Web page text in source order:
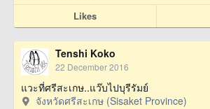
Likes
Tenshi Koko
22 December 2016
แวะที่ศรีสะเกษ..แว๊บไปบุรีรัมย์
จังหวัดศรีสะเกษ (Sisaket Province)